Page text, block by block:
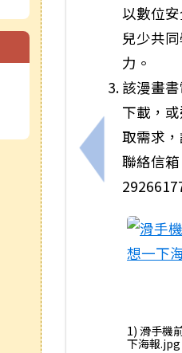
上一筆：檢送
以數位
兒少共
力。
該漫畫
下載，
取需求
聯絡信
1) 滑手機
下海報.jpg